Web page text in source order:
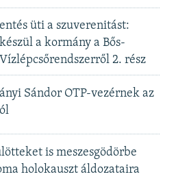
üti a szuverenitást:
a kormány a Bős-
2. rész
Sándor OTP-vezérnek az
is meszesgödörbe
holokauszt áldozataira